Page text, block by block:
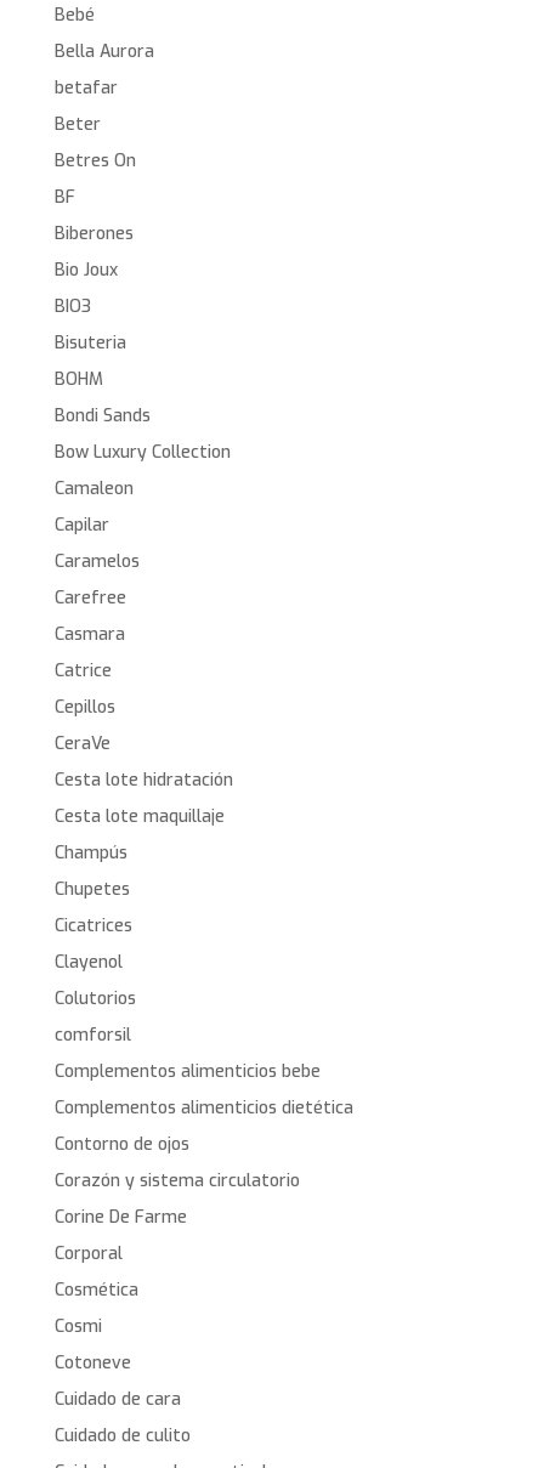
Bebé
Bella Aurora
betafar
Beter
Betres On
BF
Biberones
Bio Joux
BIO3
Bisuteria
BOHM
Bondi Sands
Bow Luxury Collection
Camaleon
Capilar
Caramelos
Carefree
Casmara
Catrice
Cepillos
CeraVe
Cesta lote hidratación
Cesta lote maquillaje
Champús
Chupetes
Cicatrices
Clayenol
Colutorios
comforsil
Complementos alimenticios bebe
Complementos alimenticios dietética
Contorno de ojos
Corazón y sistema circulatorio
Corine De Farme
Corporal
Cosmética
Cosmi
Cotoneve
Cuidado de cara
Cuidado de culito